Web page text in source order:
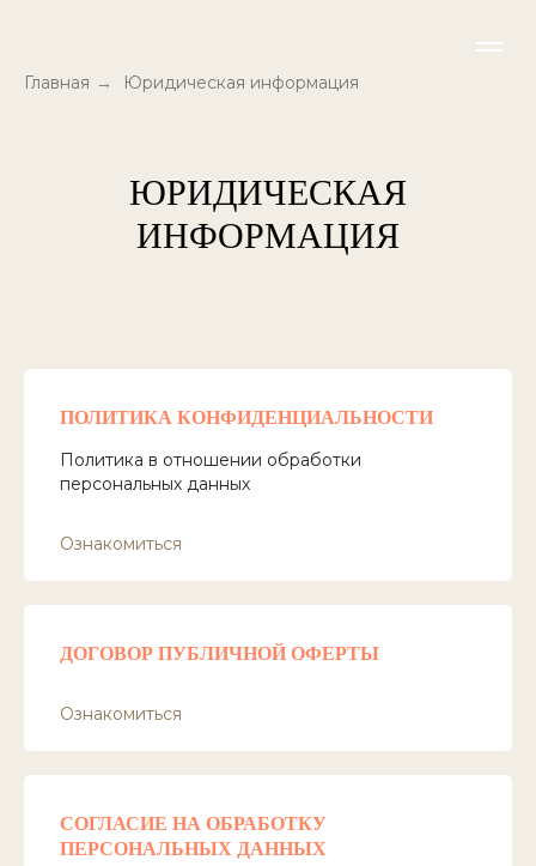
Главная → Юридическая информация
ЮРИДИЧЕСКАЯ
ИНФОРМАЦИЯ
ПОЛИТИКА КОНФИДЕНЦИАЛЬНОСТИ
Политика в отношении обработки
персональных данных
Ознакомиться
ДОГОВОР ПУБЛИЧНОЙ ОФЕРТЫ
Ознакомиться
СОГЛАСИЕ НА ОБРАБОТКУ
ПЕРСОНАЛЬНЫХ ДАННЫХ